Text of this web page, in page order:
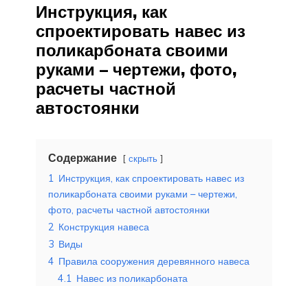
Инструкция, как
спроектировать навес из
поликарбоната своими
руками – чертежи, фото,
расчеты частной
автостоянки
Содержание скрыть
1 Инструкция, как спроектировать навес из
поликарбоната своими руками – чертежи,
фото, расчеты частной автостоянки
2 Конструкция навеса
3 Виды
4 Правила сооружения деревянного навеса
4.1 Навес из поликарбоната